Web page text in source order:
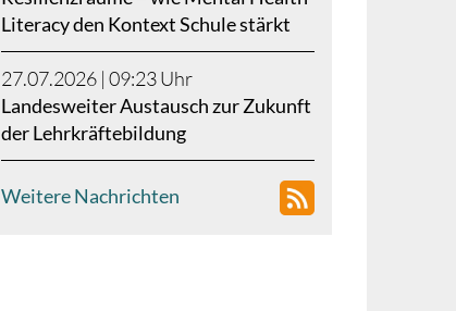
Literacy den Kontext Schule stärkt
27.07.2026 | 09:23Uhr
Landesweiter Austausch zur Zukunft
der Lehrkräftebildung
Weitere Nachrichten